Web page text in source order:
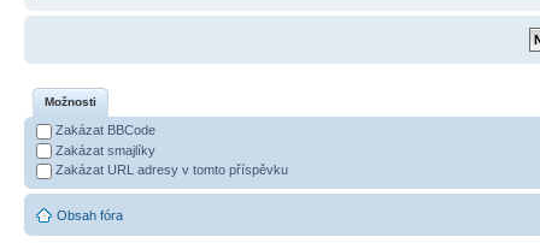
Možnosti
Zakázat BBCode
Zakázat smajlíky
Zakázat URL adresy v tomto příspěvku
Obsah fóra